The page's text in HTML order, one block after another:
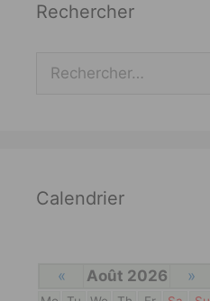
Rechercher
Calendrier
« Août 2026 »